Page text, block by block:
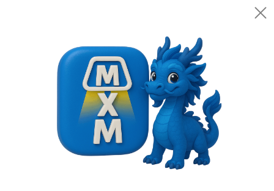
Part electron
Запчасти для электроники
Start conversation